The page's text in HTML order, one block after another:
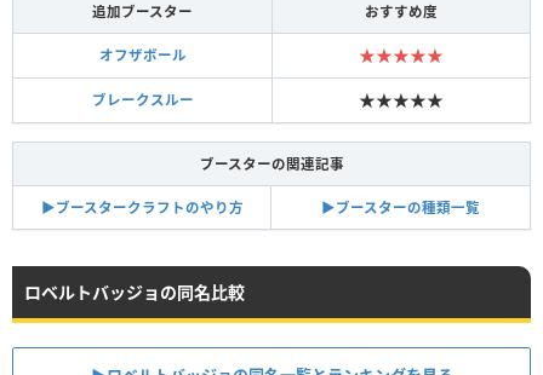
追加ブースター おすすめ度
オフザボール ★★★★★
ブレークスルー ★★★★★
ブースターの関連記事
▶︎ブースタークラフトのやり方 ▶︎ブースターの種類一覧
ロベルトバッジョの同名比較